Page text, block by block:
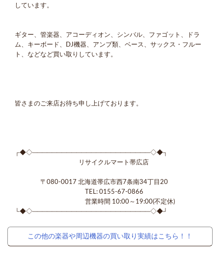
しています。
ギター、管楽器、アコーディオン、シンバル、ファゴット、ドラ
ム、キーボード、DJ機器、アンプ類、ベース、サックス・フルー
ト、などなど買い取りしています。
皆さまのご来店お待ち申し上げております。
┌◆◇────────────────────────◇◆┐
リサイクルマート帯広店
〒080-0017 北海道帯広市西7条南34丁目20
TEL: 0155-67-0866
営業時間 10:00～19:00(不定休)
└◆◇────────────────────────◇◆┘
この他の楽器や周辺機器の買い取り実績はこちら！！